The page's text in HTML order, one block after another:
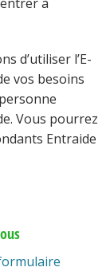
d’utiliser l’E-
vos besoins
Vous pourrez
Entraide